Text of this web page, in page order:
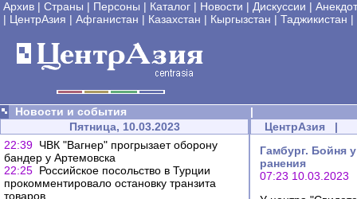
Архив | Страны | Персоны | Каталог | Новости | Дискуссии |
| ЦентрАзия | Афганистан | Казахстан | Кыргызстан | Таджикистан |
Новости и события
|
Пятница, 10.03.2023
22:39 ЧВК "Вагнер" прогрызает оборону
бандер у Артемовска
22:25 Российское посольство в Турции
прокомментировало остановку транзита
товаров
ЦентрАзия |
Гамбург. Бойня
ранения
07:23 10.03.2023